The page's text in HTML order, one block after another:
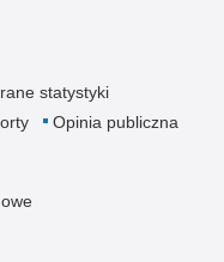
statystyki
Opinia publiczna